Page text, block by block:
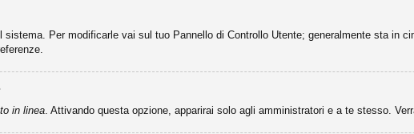
Per modificarle vai sul tuo Pannello di Controllo Utente; generalmente sta in
in linea . Attivando questa opzione, apparirai solo agli amministratori e a te stesso.